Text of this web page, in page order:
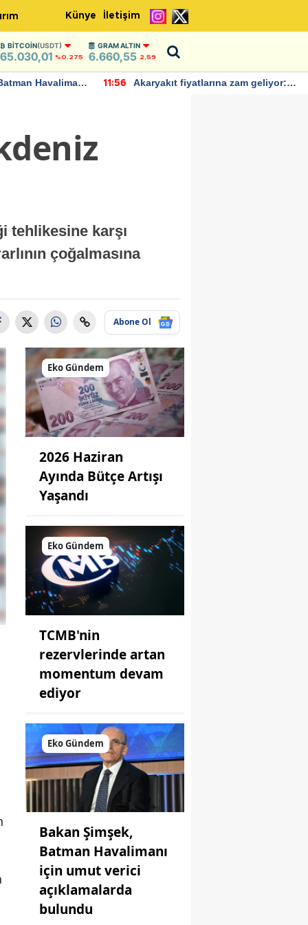
Künye İletişim
BITCOIN(USDT)
65.030,01 %0.275
GRAM ALTIN
6.660,55 2,59
Havalimanı
11:56
Akaryakıt fiyatlarına zam geliyor:
tehlikesine karşı
çoğalmasına
Abone Ol
Eko Gündem
2026 Haziran
Ayında Bütçe Artışı
Yaşandı
Eko Gündem
TCMB'nin
rezervlerinde artan
momentum devam
ediyor
Eko Gündem
Bakan Şimşek,
Batman Havalimanı
için umut verici
açıklamalarda
bulundu